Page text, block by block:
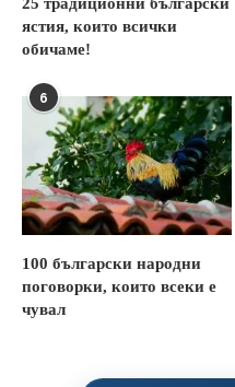
ястия, които всички
обичаме!
6
100 български народни
поговорки, които всеки е
чувал